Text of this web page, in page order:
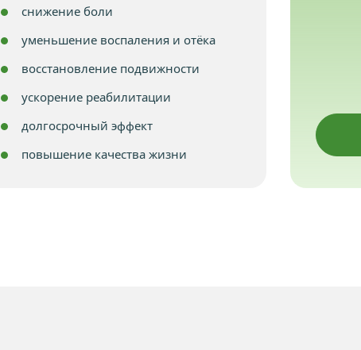
снижение боли
уменьшение воспаления и отёка
восстановление подвижности
ускорение реабилитации
долгосрочный эффект
повышение качества жизни